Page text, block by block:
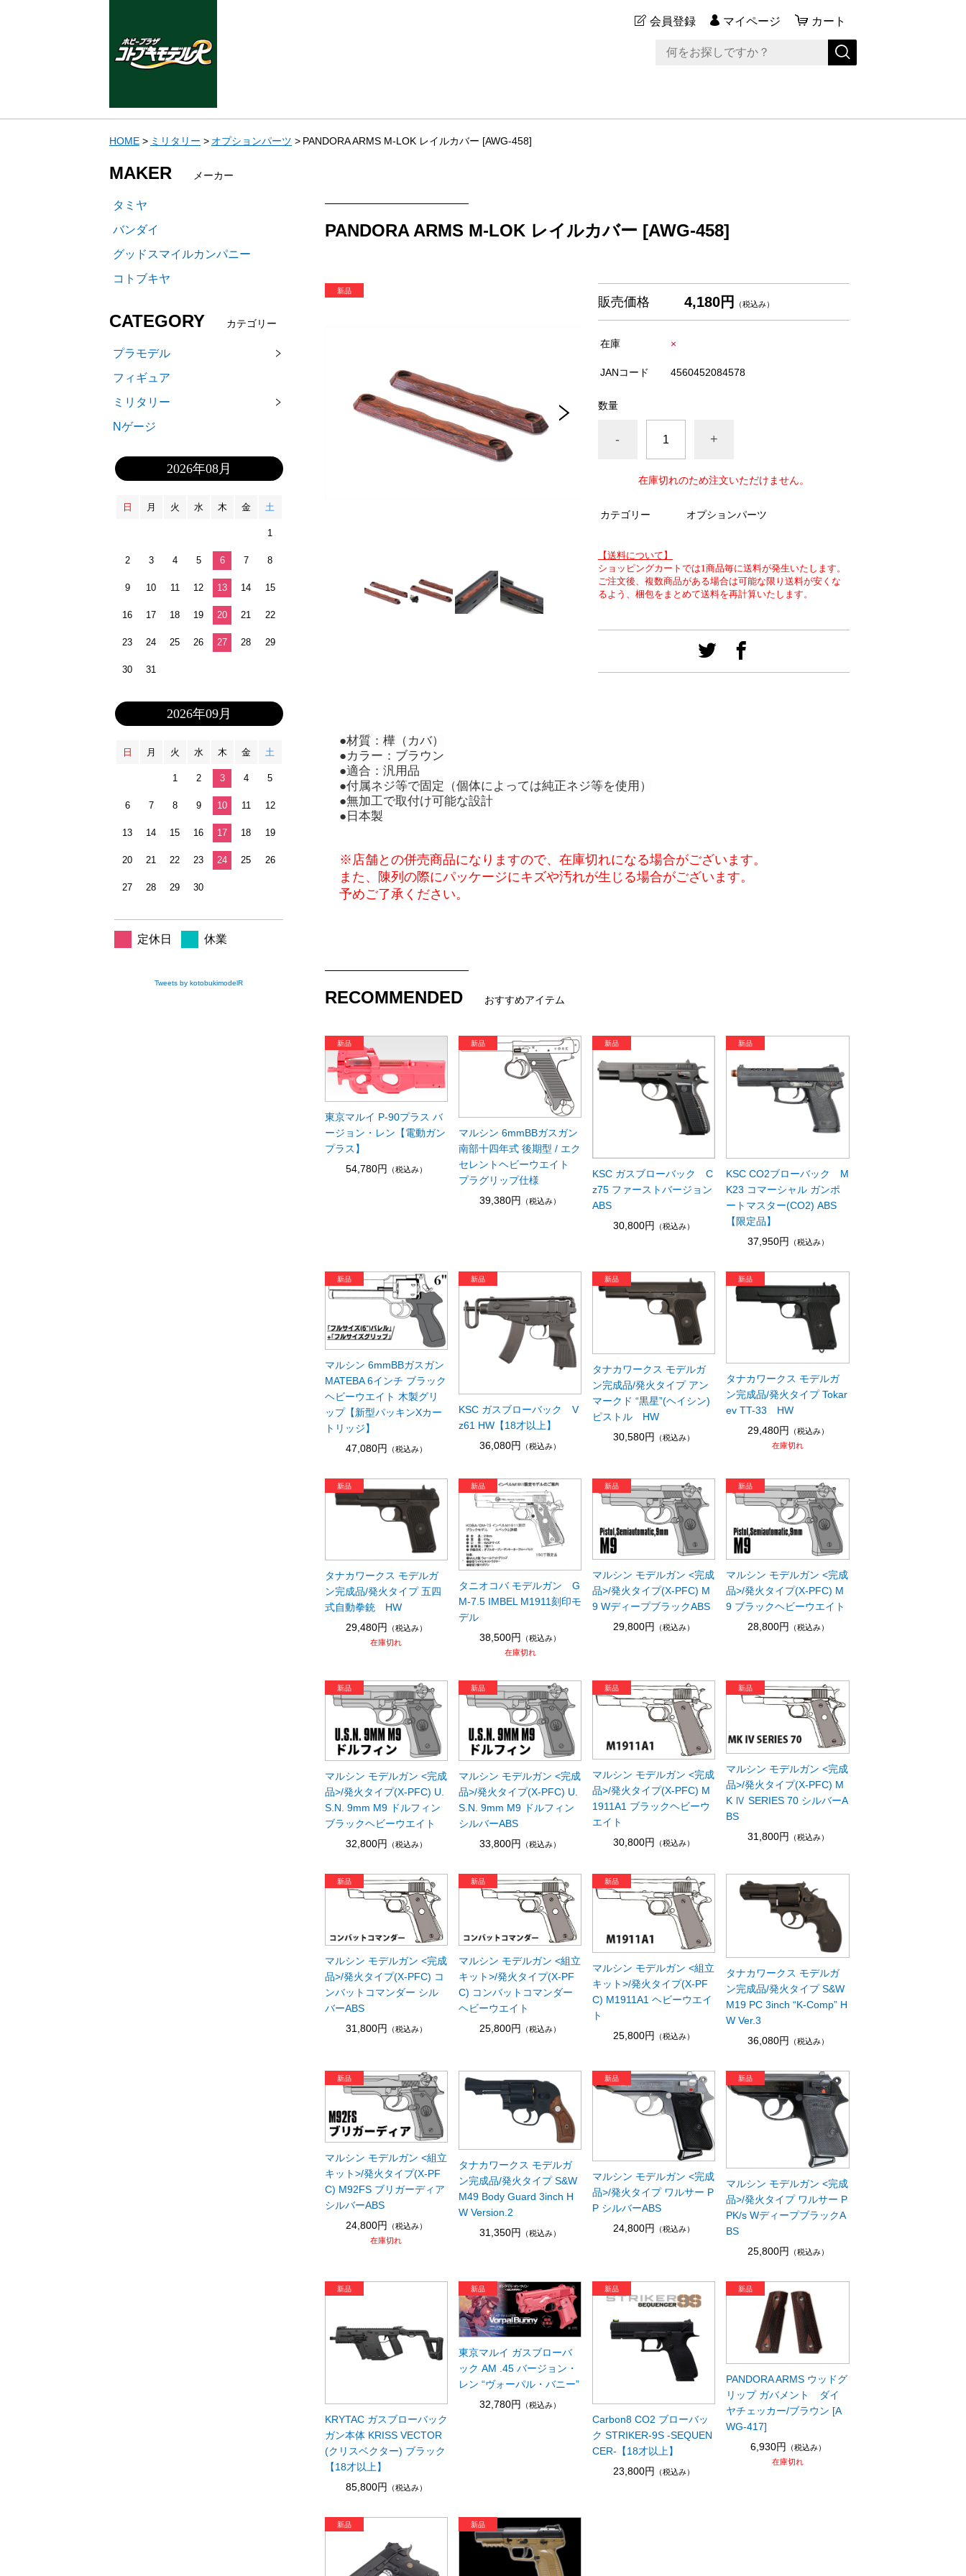
会員登録 マイページ カート
HOME ミリタリー オプションパーツ PANDORA ARMS M-LOK レイルカバー [AWG-458]
PANDORA ARMS M-LOK レイルカバー [AWG-458]
販売価格 4,180円 （税込み）
在庫 ×
JANコード 4560452084578
数量
- +
在庫切れのため注文いただけません。
カテゴリー オプションパーツ
【送料について】
ショッピングカートでは1商品毎に送料が発生いたします。
ご注文後、複数商品がある場合は可能な限り送料が安くな
るよう、梱包をまとめて送料を再計算いたします。
●材質：樺（カバ）
●カラー：ブラウン
●適合：汎用品
●付属ネジ等で固定（個体によっては純正ネジ等を使用）
●無加工で取付け可能な設計
●日本製
※店舗との併売商品になりますので、在庫切れになる場合がございます。
また、陳列の際にパッケージにキズや汚れが生じる場合がございます。
予めご了承ください。
RECOMMENDED おすすめアイテム
東京マルイ P-90プラス バ
ージョン・レン【電動ガン
プラス】
54,780円 （税込み）
マルシン 6mmBBガスガン
南部十四年式 後期型 / エク
セレントヘビーウエイト
プラグリップ仕様
39,380円 （税込み）
KSC ガスブローバック C
z75 ファーストバージョン
ABS
30,800円
（税込み）
KSC CO2ブローバック M
K23 コマーシャル ガンポ
ートマスター(CO2) ABS
【限定品】
37,950円
（税込み）
マルシン 6mmBBガスガン
MATEBA 6インチ ブラック
ヘビーウエイト 木製グリ
ップ【新型パッキンXカー
トリッジ】
47,080円
（税込み）
KSC ガスブローバック V
z61 HW【18才以上】
36,080円
（税込み）
タナカワークス モデルガ
ン完成品/発火タイプ アン
マークド “黒星”(ヘイシン)
ピストル HW
30,580円
（税込み）
タナカワークス モデルガ
ン完成品/発火タイプ Tokar
ev TT-33 HW
29,480円
（税込み）
在庫切れ
タナカワークス モデルガ
ン完成品/発火タイプ 五四
式自動拳銃 HW
29,480円
（税込み）
在庫切れ
タニオコバ モデルガン G
M-7.5 IMBEL M1911刻印モ
デル
38,500円
（税込み）
在庫切れ
マルシン モデルガン <完成
品>/発火タイプ(X-PFC) M
9 WディープブラックABS
29,800円
（税込み）
マルシン モデルガン <完成
品>/発火タイプ(X-PFC) M
9 ブラックヘビーウエイト
28,800円
（税込み）
マルシン モデルガン <完成
品>/発火タイプ(X-PFC) U.
S.N. 9mm M9 ドルフィン
ブラックヘビーウエイト
32,800円
（税込み）
マルシン モデルガン <完成
品>/発火タイプ(X-PFC) U.
S.N. 9mm M9 ドルフィン
シルバーABS
33,800円
（税込み）
マルシン モデルガン <完成
品>/発火タイプ(X-PFC) M
1911A1 ブラックヘビーウ
エイト
30,800円
（税込み）
マルシン モデルガン <完成
品>/発火タイプ(X-PFC) M
K Ⅳ SERIES 70 シルバーA
BS
31,800円
（税込み）
マルシン モデルガン <完成
品>/発火タイプ(X-PFC) コ
ンバットコマンダー シル
バーABS
31,800円
（税込み）
マルシン モデルガン <組立
キット>/発火タイプ(X-PF
C) コンバットコマンダー
ヘビーウエイト
25,800円
（税込み）
マルシン モデルガン <組立
キット>/発火タイプ(X-PF
C) M1911A1 ヘビーウエイ
ト
25,800円
（税込み）
タナカワークス モデルガ
ン完成品/発火タイプ S&W
M19 PC 3inch “K-Comp” H
W Ver.3
36,080円
（税込み）
マルシン モデルガン <組立
キット>/発火タイプ(X-PF
C) M92FS ブリガーディア
シルバーABS
24,800円
（税込み）
在庫切れ
タナカワークス モデルガ
ン完成品/発火タイプ S&W
M49 Body Guard 3inch H
W Version.2
31,350円
（税込み）
マルシン モデルガン <完成
品>/発火タイプ ワルサー P
P シルバーABS
24,800円
（税込み）
マルシン モデルガン <完成
品>/発火タイプ ワルサー P
PK/s WディープブラックA
BS
25,800円
（税込み）
KRYTAC ガスブローバック
ガン本体 KRISS VECTOR
(クリスベクター) ブラック
【18才以上】
85,800円
（税込み）
東京マルイ ガスブローバ
ック AM .45 バージョン・
レン “ヴォーパル・バニー”
32,780円
（税込み）
Carbon8 CO2 ブローバッ
ク STRIKER-9S -SEQUEN
CER-【18才以上】
23,800円
（税込み）
PANDORA ARMS ウッドグ
リップ ガバメント ダイ
ヤチェッカー/ブラウン [A
WG-417]
6,930円
（税込み）
在庫切れ
MAKER メーカー
タミヤ
バンダイ
グッドスマイルカンパニー
コトブキヤ
CATEGORY カテゴリー
プラモデル
フィギュア
ミリタリー
Nゲージ
2026年08月
日 月 火 水 木 金 土
1
2 3 4 5 6 7 8
9 10 11 12 13 14 15
16 17 18 19 20 21 22
23 24 25 26 27 28 29
30 31
2026年09月
日 月 火 水 木 金 土
1 2 3 4 5
6 7 8 9 10 11 12
13 14 15 16 17 18 19
20 21 22 23 24 25 26
27 28 29 30
定休日 休業
Tweets by kotobukimodelR